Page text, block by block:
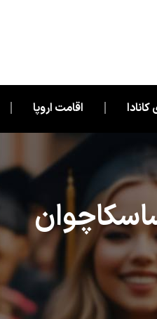
اقامت اروپا